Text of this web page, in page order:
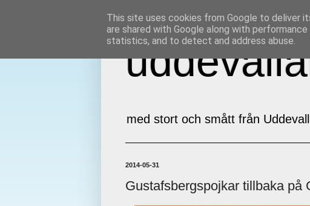
med stort och smått från
2014-05-31
Gustafsbergspojkar tillbaka på
This site uses cookies from Google to deliver
are shared with Google along with
statistics, and to detect and address abuse.